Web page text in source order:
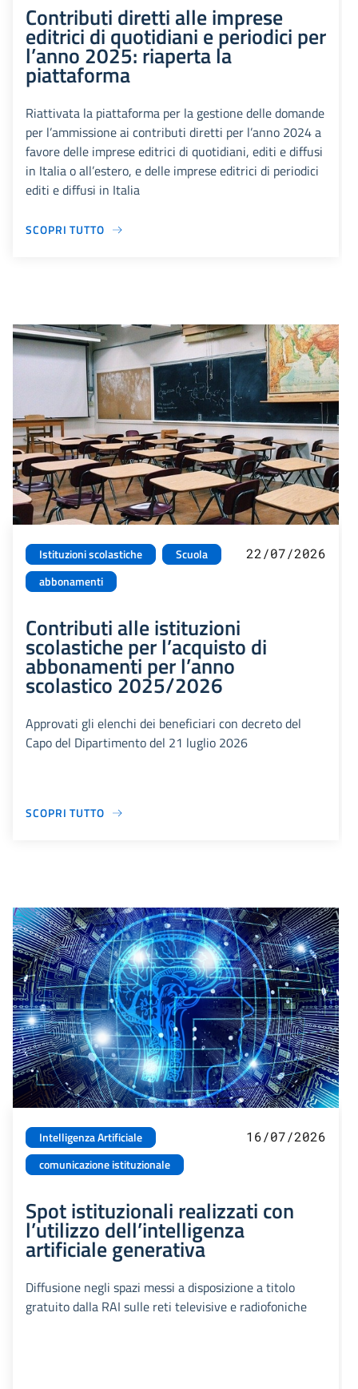
Contributi diretti alle imprese
editrici di quotidiani e periodici per
l’anno 2025: riaperta la
piattaforma
Riattivata la piattaforma per la gestione delle domande
per l’ammissione ai contributi diretti per l’anno 2024 a
favore delle imprese editrici di quotidiani, editi e diffusi
in Italia o all’estero, e delle imprese editrici di periodici
editi e diffusi in Italia
SCOPRI TUTTO
Istituzioni scolastiche
Scuola
abbonamenti
22/07/2026
Contributi alle istituzioni
scolastiche per l’acquisto di
abbonamenti per l’anno
scolastico 2025/2026
Approvati gli elenchi dei beneficiari con decreto del
Capo del Dipartimento del 21 luglio 2026
SCOPRI TUTTO
Intelligenza Artificiale
comunicazione istituzionale
16/07/2026
Spot istituzionali realizzati con
l’utilizzo dell’intelligenza
artificiale generativa
Diffusione negli spazi messi a disposizione a titolo
gratuito dalla RAI sulle reti televisive e radiofoniche